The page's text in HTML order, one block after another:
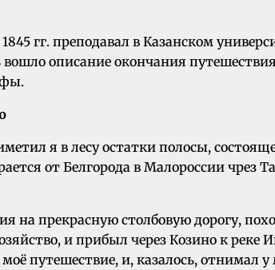
гг. преподавал в Казанском
описание окончания
я в лесу остатки полосы,
от Белгорода в Малороссии чрез
на прекрасную столбовую дорогу,
и прибыл через Козино к
путешествие, и, казалось, отнимал